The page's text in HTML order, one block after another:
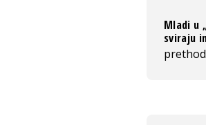
Mladi u
sviraju